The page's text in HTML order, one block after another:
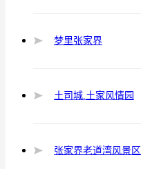
梦里张家界
土司城.土家风情园
张家界老道湾风景区